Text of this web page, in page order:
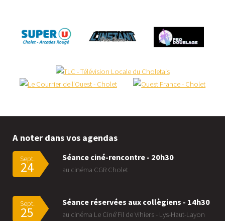
A noter dans vos agendas
Sept.
24
Séance ciné-rencontre - 20h30
au cinéma CGR Cholet
Sept.
25
Séance réservées aux collègiens - 14h30
au cinéma Le Ciné'Fil de Vihiers - Lys-Haut-Layon